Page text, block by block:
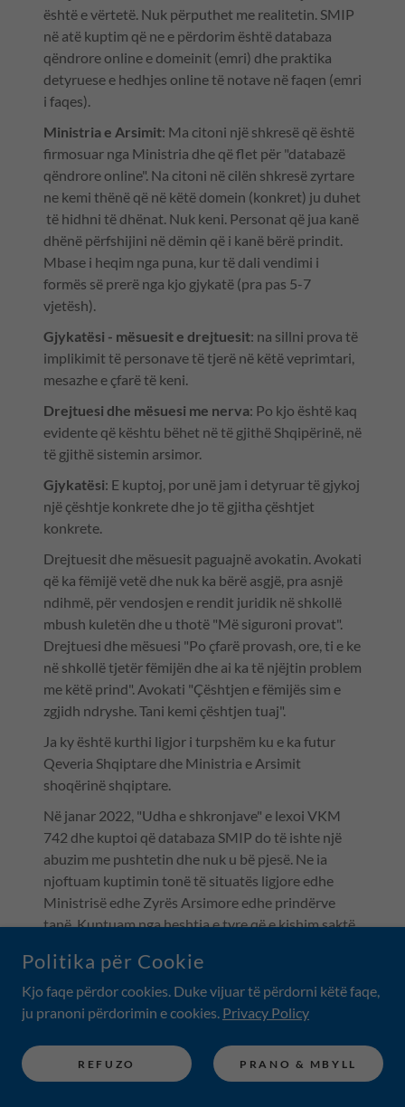
është e vërtetë. Nuk përputhet me realitetin. SMIP
në atë kuptim që ne e përdorim është databaza
qëndrore online e domeinit (emri) dhe praktika
detyruese e hedhjes online të notave në faqen (emri
i faqes).
Ministria e Arsimit: Ma citoni një shkresë që është
firmosuar nga Ministria dhe që flet për "databazë
qëndrore online". Na citoni në cilën shkresë zyrtare
ne kemi thënë që në këtë domein (konkret) ju duhet
të hidhni të dhënat. Nuk keni. Personat që jua kanë
dhënë përfshijini në dëmin që i kanë bërë prindit.
Mbase i heqim nga puna, kur të dali vendimi i
formës së prerë nga kjo gjykatë (pra pas 5-7
vjetësh).
Gjykatësi - mësuesit e drejtuesit: na sillni prova të
implikimit të personave të tjerë në këtë veprimtari,
mesazhe e çfarë të keni.
Drejtuesi dhe mësuesi me nerva: Po kjo është kaq
evidente që kështu bëhet në të gjithë Shqipërinë, në
të gjithë sistemin arsimor.
Gjykatësi: E kuptoj, por unë jam i detyruar të gjykoj
një çështje konkrete dhe jo të gjitha çështjet
konkrete.
Drejtuesit dhe mësuesit paguajnë avokatin. Avokati
që ka fëmijë vetë dhe nuk ka bërë asgjë, pra asnjë
ndihmë, për vendosjen e rendit juridik në shkollë
mbush kuletën dhe u thotë "Më siguroni provat".
Drejtuesi dhe mësuesi "Po çfarë provash, ore, ti e ke
në shkollë tjetër fëmijën dhe ai ka të njëjtin problem
me këtë prind". Avokati "Çështjen e fëmijës sim e
zgjidh ndryshe. Tani kemi çështjen tuaj".
Ja ky është kurthi ligjor i turpshëm ku e ka futur
Qeveria Shqiptare dhe Ministria e Arsimit
shoqërinë shqiptare.
Në janar 2022, "Udha e shkronjave" e lexoi VKM
742 dhe kuptoi që databaza SMIP do të ishte një
abuzim me pushtetin dhe nuk u bë pjesë. Ne ia
njoftuam kuptimin tonë të situatës ligjore edhe
Ministrisë edhe Zyrës Arsimore edhe prindërve
tanë. Kuptuam nga heshtja e tyre që e kishim saktë,
problem për ta dhe u munduan të frenonin
regjistrimet në shkollën "Udha e shkronjave" dhe në
shumë raste ia arritën të redukton ndjeshëm
fuqi arsyetuese të kuptoniin që ne ishim brenda
interesit të tyre dhe ata ishin jashtë interesit të
Politika për Cookie
Kjo faqe përdor cookies. Duke vijuar të përdorni këtë faqe,
ju pranoni përdorimin e cookies. Privacy Policy
REFUZO PRANO & MBYLL